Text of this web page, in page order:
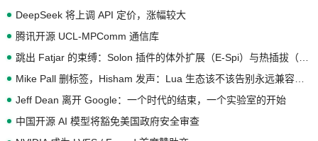
DeepSeek 将上调 API 定价，涨幅较大
腾讯开源 UCL-MPComm 通信库
Jeff Dean 离开 Google：一个时代的结束，一个实验室的开始
中国开源 AI 模型将豁免美国政府安全审查